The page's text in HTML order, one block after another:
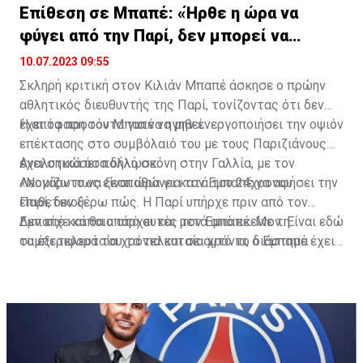
Επίθεση σε Μπαπέ: «Ήρθε η ώρα να
φύγει από την Παρί, δεν μπορεί να
ηγηθεί»
10.07.2023 09:55
Σκληρή κριτική στον Κιλιάν Μπαπέ άσκησε ο πρώην
αθλητικός διευθυντής της Παρί, τονίζοντας ότι δεν
έχει τα προσόντα για να ηγηθεί.
Η απόφαση του Μπαπέ να μην ενεργοποιήσει την οψιόν
επέκτασης στο συμβόλαιό του με τους Παριζιάνους
έχει σηκώσει πολλή σκόνη στην Γαλλία, με τον
Λεονάρντο να ξεσπαθώνει κατά του 24χρονου
επιθετικού.
Aναλυτικά όσα δήλωσε:
«Νομίζω πως είναι ώρα για τον Εμπαπέ να αφήσει την
Παρί, δεν ξέρω πώς. Η Παρί υπήρχε πριν από τον
Εμπαπέ και θα υπάρχει και μετά από εκείνον. Είναι εδώ
τα έξι τελευταία χρόνια και σε αυτό το διάστημα
Δεν είχε κάποια από αυτές τον Εμπαπέ. Με τη
συμπεριφορά του τα τελευταία χρόνια, ο Εμπαπέ έχει
ομάδα γύρω από αυτόν».